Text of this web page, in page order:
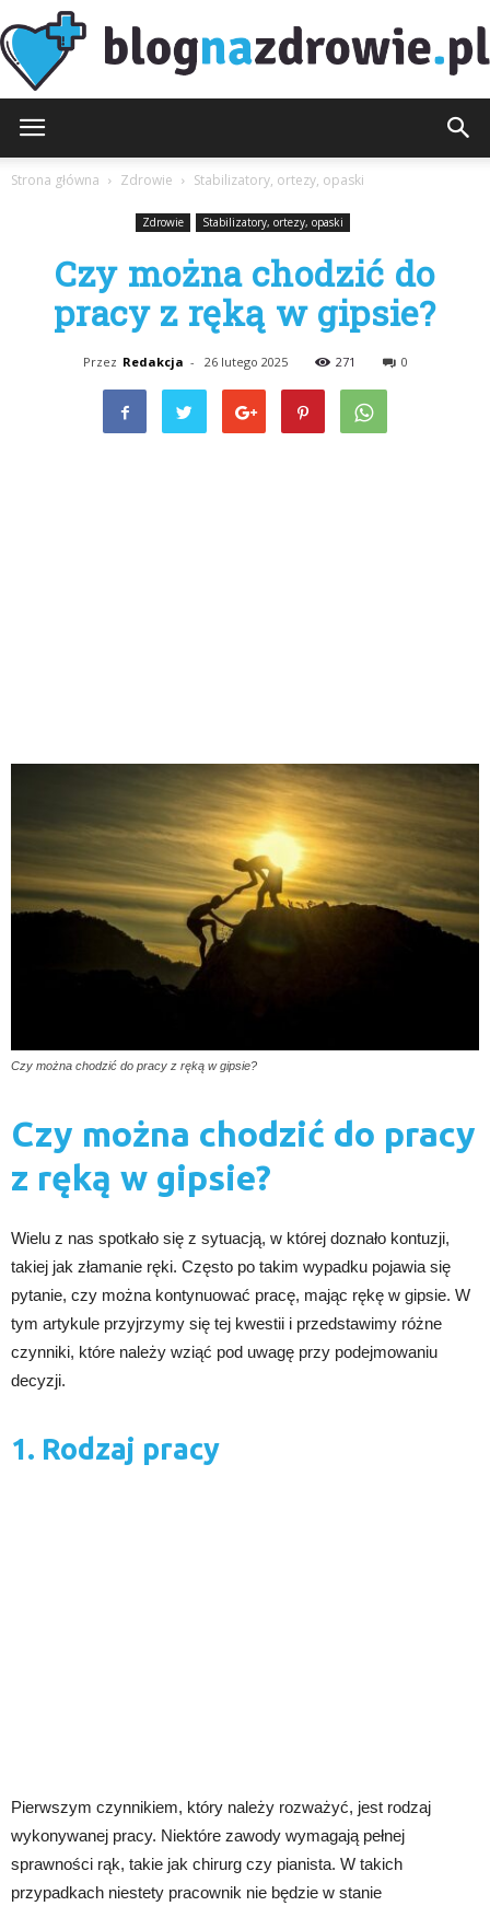
Strona główna Zdrowie Stabilizatory, ortezy, opaski
Zdrowie Stabilizatory, ortezy, opaski
Czy można chodzić do
pracy z ręką w gipsie?
Przez Redakcja - 26 lutego 2025 271 0
Czy można chodzić do pracy z ręką w gipsie?
Czy można chodzić do pracy
z ręką w gipsie?
Wielu z nas spotkało się z sytuacją, w której doznało kontuzji,
takiej jak złamanie ręki. Często po takim wypadku pojawia się
pytanie, czy można kontynuować pracę, mając rękę w gipsie. W
tym artykule przyjrzymy się tej kwestii i przedstawimy różne
czynniki, które należy wziąć pod uwagę przy podejmowaniu
decyzji.
1. Rodzaj pracy
Pierwszym czynnikiem, który należy rozważyć, jest rodzaj
wykonywanej pracy. Niektóre zawody wymagają pełnej
sprawności rąk, takie jak chirurg czy pianista. W takich
przypadkach niestety pracownik nie będzie w stanie